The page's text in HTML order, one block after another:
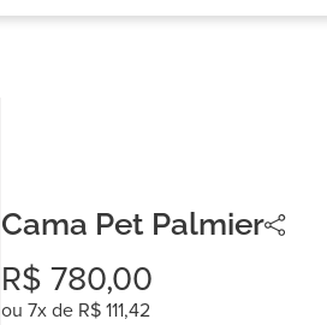
Cama Pet Palmier
R$ 780,00
ou 7x de R$ 111,42